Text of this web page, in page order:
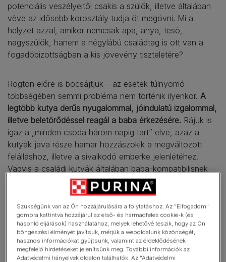
potenciális veszélyeitől csakis a szülők, illetve általában
véve az idősebb korosztály tudja őt megóvni. Mi a
helyzet azzal, amikor nemcsak apa, anya, tesó,
nagyszülők, hanem a négylábú családtag is ott van a
fogadóbizottságban a kis jövevény tiszteletére?
Rögtön előre is bocsájtjuk – az esetek túlnyomó
többségében semmi probléma nem történik ilyenkor. A
legtöbb kutya derűs nyugalommal, jóindulatú izgalommal,
illetve beletörődéssel reagál a baba érkezésére. Rájuk is
igaz a „minden csoda három napig tart” elve, azaz a
kutyák java része hamar hozzászokik a megváltozott
felálláshoz, illetve a sivalkodó emberke jelenlétéhez.
Vagyis a családi kutyák általában baba-kompatibilisnek
mondhatók. Nem tiszte ennek az írásnak a sajnos
időnként bekövetkező tragédiák elemzése, amikor
kisbabát támadnak, illetve ölnek meg kutyák –
szerencsénkre ilyesmi igen ritkán fordul elő, és nincs
olyan általánosítható részlete az eseteknek, amiből biztos
ellenszert lehetne kitalálni.
Szükségünk van az Ön hozzájárulására a folytatáshoz. Az "Elfogadom"
gombra kattintva hozzájárul az első- és harmadfeles cookie-k (és
hasonló eljárások) használatához, melyek lehetővé teszik, hogy az Ön
böngészési élményét javítsuk, mérjük a weboldalunk közönségét,
hasznos információkat gyűjtsünk, valamint az érdeklődésének
megfelelő hirdetéseket jelenítsünk meg. További információk az
Adatvédelmi Irányelvek oldalon találhatók. Az "Adatvédelmi